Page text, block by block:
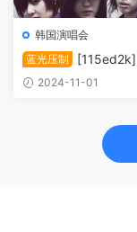
韩国演唱会
蓝光压制
日本原版剧集短片][
2024-11-01